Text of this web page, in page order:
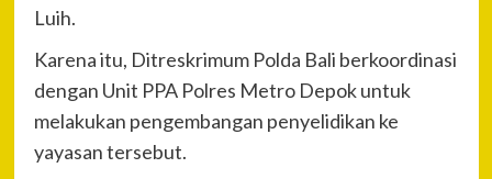
Luih.
Karena itu, Ditreskrimum Polda Bali berkoordinasi
dengan Unit PPA Polres Metro Depok untuk
melakukan pengembangan penyelidikan ke
yayasan tersebut.